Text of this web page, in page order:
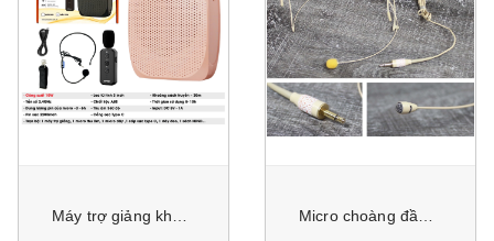
Máy trợ giảng không dây ORIS TO-88 công suất 10W kèm 1 micro cài áo, 1 micro choàng đầu có dây tích hợp Echo giúp giọng trong, sáng hơn Micro choàng đầu hạt gạo trắng zin jack cắm 3 li